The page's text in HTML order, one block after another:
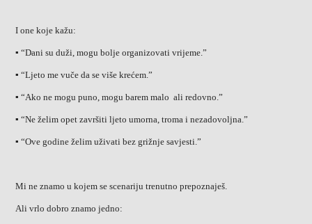
I one koje kažu:
▪︎ “Dani su duži, mogu bolje organizovati vrijeme.”
▪︎ “Ljeto me vuče da se više krećem.”
▪︎ “Ako ne mogu puno, mogu barem malo ali redovno.”
▪︎ “Ne želim opet završiti ljeto umorna, troma i nezadovoljna.”
▪︎ “Ove godine želim uživati bez grižnje savjesti.”
Mi ne znamo u kojem se scenariju trenutno prepoznaješ.
Ali vrlo dobro znamo jedno: